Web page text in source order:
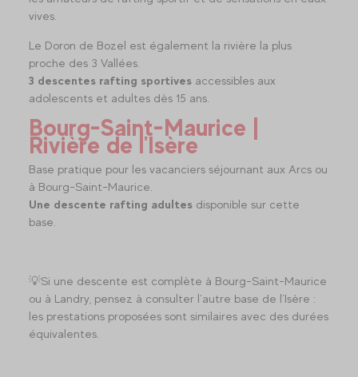
vives.
Le Doron de Bozel est également la rivière la plus
proche des 3 Vallées.
3 descentes rafting sportives accessibles aux
adolescents et adultes dès 15 ans.
Bourg-Saint-Maurice |
Rivière de l'Isère
Base pratique pour les vacanciers séjournant aux Arcs ou
à Bourg-Saint-Maurice.
Une descente rafting adultes disponible sur cette
base.
💡Si une descente est complète à Bourg-Saint-Maurice
ou à Landry, pensez à consulter l’autre base de l’Isère :
les prestations proposées sont similaires avec des durées
équivalentes.